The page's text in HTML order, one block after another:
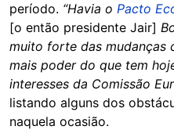
período. “Havia o Pacto
[o então presidente Jair]
muito forte das mudanças
mais poder do que tem
interesses da Comissão
listando alguns dos
naquela ocasião.